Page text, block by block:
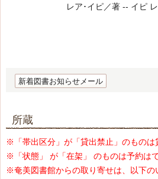
レア･イピ／著 -- イピ
新着図書お知らせメール
所蔵
※「帯出区分」が「貸出禁止」のもの
※「状態」 が「在架」 のものは予約は
※奄美図書館からの取り寄せは、以下